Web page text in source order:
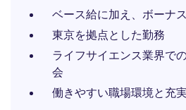
ベース給に加え、ボーナ
東京を拠点とした勤務
ライフサイエンス業界で
会
働きやすい職場環境と充